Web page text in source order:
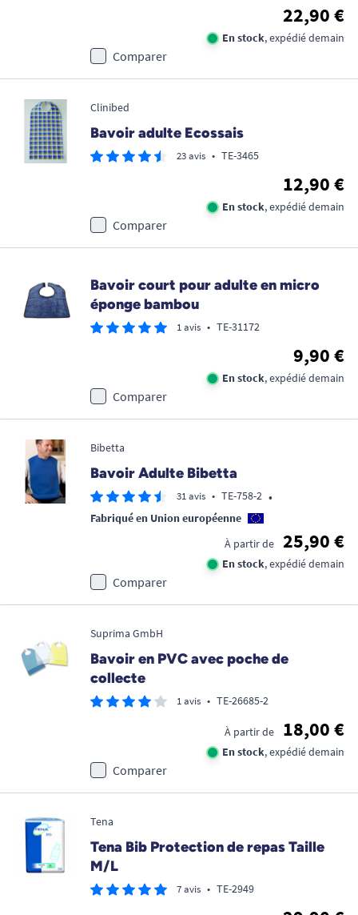
22,90 €
En stock, expédié demain
Comparer
Clinibed
Bavoir adulte Ecossais
23 avis • TE-3465
12,90 €
En stock, expédié demain
Comparer
Bavoir court pour adulte en micro
éponge bambou
1 avis • TE-31172
9,90 €
En stock, expédié demain
Comparer
Bibetta
Bavoir Adulte Bibetta
31 avis • TE-758-2 •
Fabriqué en Union européenne
À partir de
25,90 €
En stock, expédié demain
Comparer
Suprima GmbH
Bavoir en PVC avec poche de
collecte
1 avis • TE-26685-2
À partir de 18,00 €
En stock, expédié demain
Comparer
Tena
Tena Bib Protection de repas Taille
M/L
7 avis • TE-2949